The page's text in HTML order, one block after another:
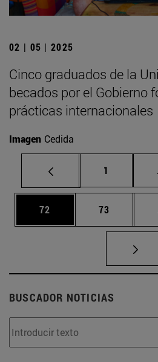
02 | 05 | 2025
Cinco graduados de la
becados por el Gobierno
prácticas internacionales
Imagen Cedida
Página
1
Página
72 Página
73
BUSCADOR NOTICIAS